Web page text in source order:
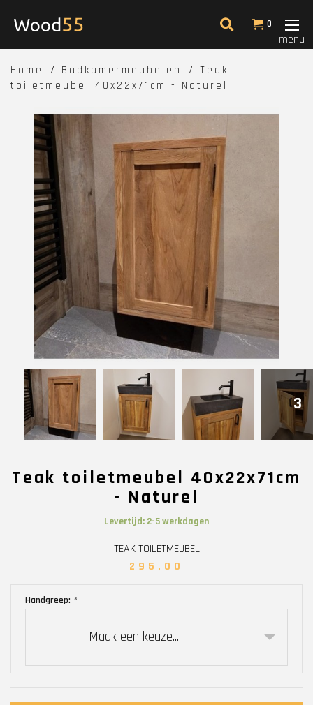
0
menu
Home Badkamermeubelen
Teak
toiletmeubel 40x22x71cm - Naturel
3
Teak toiletmeubel 40x22x71cm
- Naturel
Levertijd: 2-5 werkdagen
TEAK TOILETMEUBEL
295,00
Handgreep: *
Maak een keuze...